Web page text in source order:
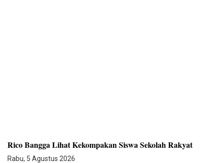
Rico Bangga Lihat Kekompakan Siswa Sekolah Rakyat
Rabu, 5 Agustus 2026